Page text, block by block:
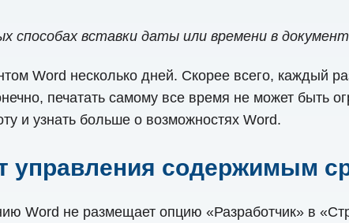
способах вставки даты или времени в
Word несколько дней. Скорее всего, каждый
печатать самому все время не может быть
и узнать больше о возможностях Word.
управления содержимым
Word не размещает опцию «Разработчик» в